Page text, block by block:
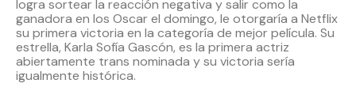
logra sortear la reacción negativa y salir como la
ganadora en los Oscar el domingo, le otorgaría a Netflix
su primera victoria en la categoría de mejor película. Su
estrella, Karla Sofía Gascón, es la primera actriz
abiertamente trans nominada y su victoria sería
igualmente histórica.